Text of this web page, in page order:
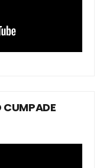
CUMPADE